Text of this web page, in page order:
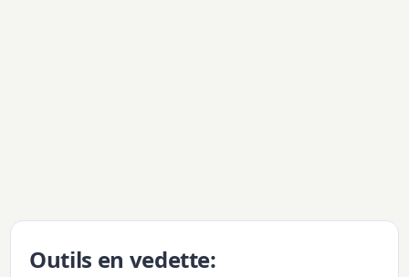
Outils en vedette: